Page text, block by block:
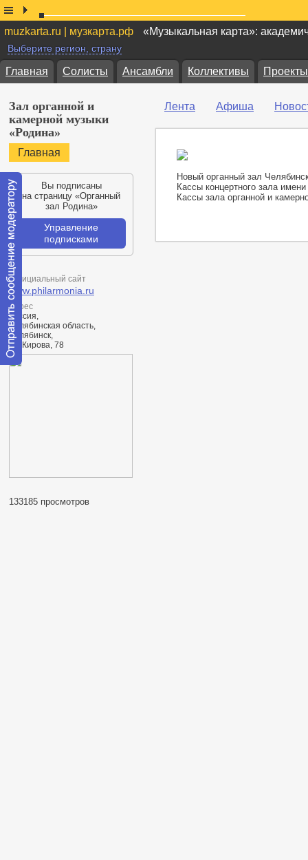
muzkarta.ru | музкарта.рф «Музыкальная карта»:
Выберите регион, страну
Главная Солисты Ансамбли Коллективы Проекты
Зал органной и
камерной музыки
«Родина»
Главная
Вы подписаны
на страницу «Органный
зал Родина»
Управление
подписками
Официальный сайт
www.philarmonia.ru
Адрес
Россия,
Челябинская область,
Челябинск,
ул. Кирова, 78
133185 просмотров
Лента Афиша
Новый органный зал
Кассы концертного зала
Кассы зала органной и